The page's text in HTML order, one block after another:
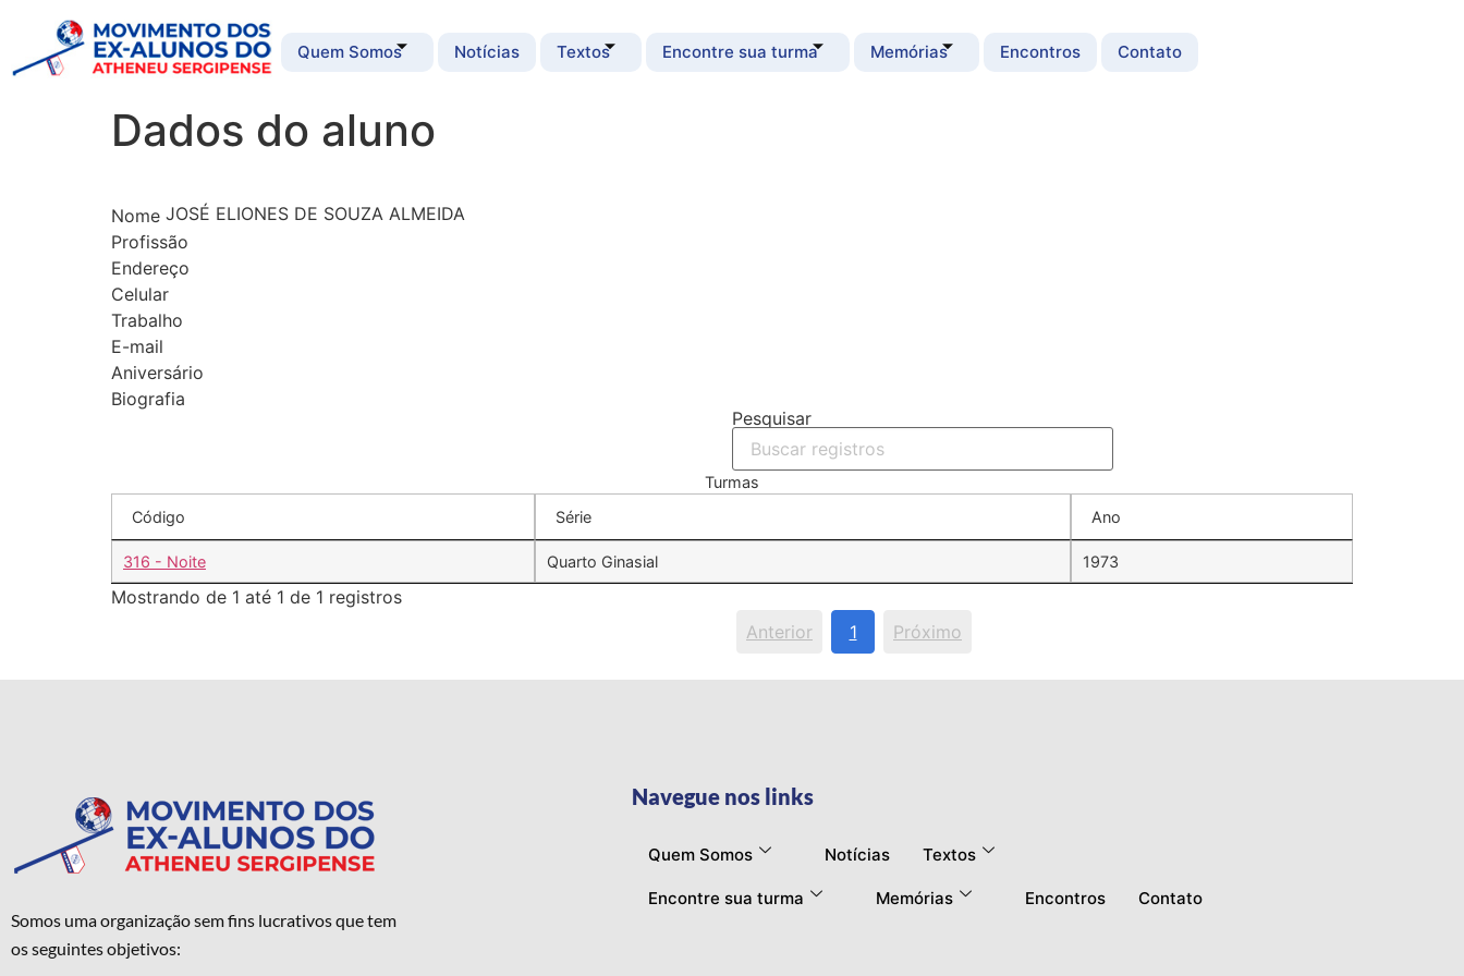
Quem Somos Notícias Textos Encontre sua turma Memórias Encontros Contato
Dados do aluno
Nome JOSÉ ELIONES DE SOUZA ALMEIDA
Profissão
Endereço
Celular
Trabalho
E-mail
Aniversário
Biografia
Pesquisar
Turmas
Código
Série Ano
316 - Noite Quarto Ginasial 1973
Mostrando de 1 até 1 de 1 registros
Anterior
1 Próximo
Somos uma organização sem fins lucrativos que tem
os seguintes objetivos:
Navegue nos links
Quem Somos Notícias Textos
Encontre sua turma Memórias Encontros Contato